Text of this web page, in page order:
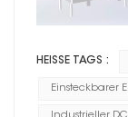
HEISSE TAGS :
Einsteckbarer